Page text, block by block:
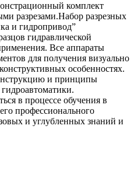
комплект
разрезами.Набор разрезных
и гидропривод”
гидравлической
Все аппараты
для получения визуально
особенностях.
и принципы
в процессе обучения в
профессионального
и углубленных знаний и